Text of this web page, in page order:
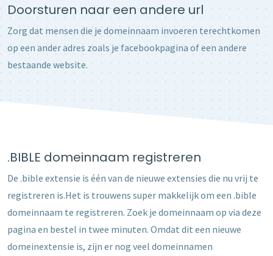
Doorsturen naar een andere url
Zorg dat mensen die je domeinnaam invoeren terechtkomen
op een ander adres zoals je facebookpagina of een andere
bestaande website.
.BIBLE domeinnaam registreren
De .bible extensie is één van de nieuwe extensies die nu vrij te
registreren is.Het is trouwens super makkelijk om een .bible
domeinnaam te registreren. Zoek je domeinnaam op via deze
pagina en bestel in twee minuten. Omdat dit een nieuwe
domeinextensie is, zijn er nog veel domeinnamen